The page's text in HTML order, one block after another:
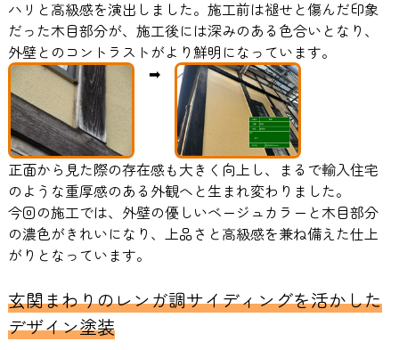
ハリと高級感を演出しました。施工前は褪せと傷んだ印象
だった木目部分が、施工後には深みのある色合いとなり、
外壁とのコントラストがより鮮明になっています。
➡
正面から見た際の存在感も大きく向上し、まるで輸入住宅
のような重厚感のある外観へと生まれ変わりました。
今回の施工では、外壁の優しいベージュカラーと木目部分
の濃色がきれいになり、上品さと高級感を兼ね備えた仕上
がりとなっています。
玄関まわりのレンガ調サイディングを活かした
デザイン塗装